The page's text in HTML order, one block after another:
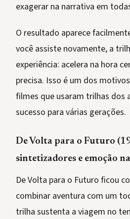
exagerar na narrativa em
O resultado aparece
você assiste novamente, a
experiência: acelera na hora
precisa. Isso é um dos
filmes que usaram trilhas dos
sucesso para várias gerações.
De Volta para o Futuro
sintetizadores e emoção
De Volta para o Futuro ficou
combinar aventura com um
trilha sustenta a viagem no